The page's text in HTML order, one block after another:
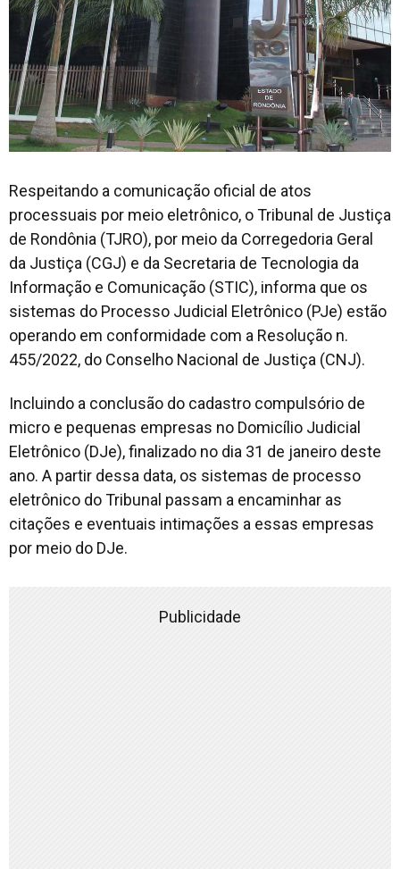
Respeitando a comunicação oficial de atos
processuais por meio eletrônico, o Tribunal de Justiça
de Rondônia (TJRO), por meio da Corregedoria Geral
da Justiça (CGJ) e da Secretaria de Tecnologia da
Informação e Comunicação (STIC), informa que os
sistemas do Processo Judicial Eletrônico (PJe) estão
operando em conformidade com a Resolução n.
455/2022, do Conselho Nacional de Justiça (CNJ).
Incluindo a conclusão do cadastro compulsório de
micro e pequenas empresas no Domicílio Judicial
Eletrônico (DJe), finalizado no dia 31 de janeiro deste
ano. A partir dessa data, os sistemas de processo
eletrônico do Tribunal passam a encaminhar as
citações e eventuais intimações a essas empresas
por meio do DJe.
Publicidade